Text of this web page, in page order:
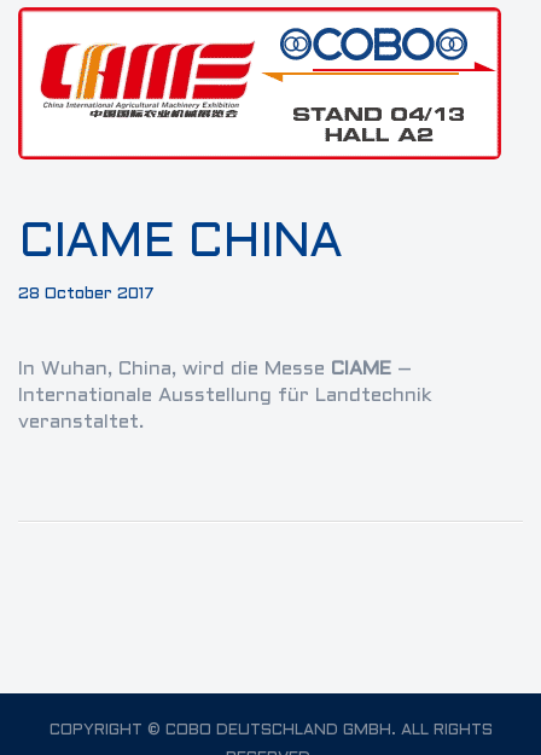
CIAME CHINA
28 October 2017
In Wuhan, China, wird die Messe CIAME –
Internationale Ausstellung für Landtechnik
veranstaltet.
COPYRIGHT © COBO DEUTSCHLAND GMBH. ALL RIGHTS